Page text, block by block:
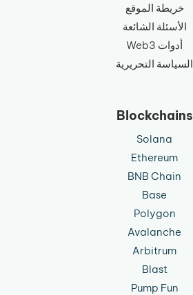
خريطة الموقع
الأسئلة الشائعة
أدوات Web3
السياسة التحريرية
Blockchains
Solana
Ethereum
BNB Chain
Base
Polygon
Avalanche
Arbitrum
Blast
Pump Fun